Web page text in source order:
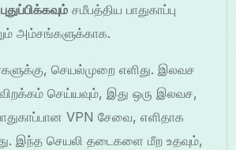
சமீபத்திய பாதுகாப்பு
அம்சங்களுக்காக.
செயல்முறை எளிது. இலவச
செய்யவும், இது ஒரு இலவச,
VPN சேவை, எளிதாக
இந்த செயலி தடைகளை மீற உதவும்,